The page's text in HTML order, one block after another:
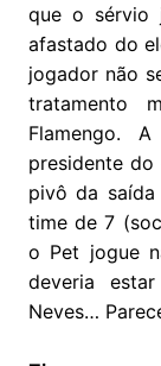
que o sérvio
afastado do
jogador não
tratamento
Flamengo.
presidente
pivô da
time de 7
o Pet jogue
deveria
Neves…